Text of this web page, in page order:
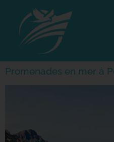
Promenades en mer à